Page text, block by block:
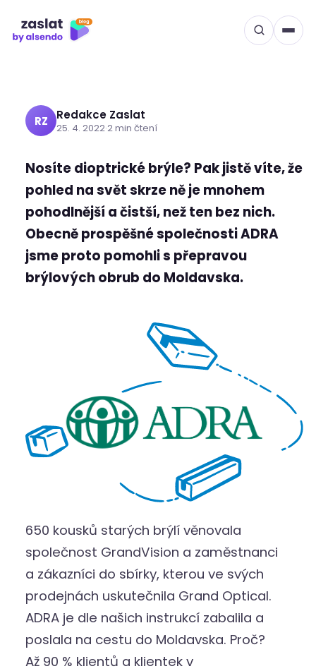
obsah
Grand Optical pomáháme
lépe vidět lidem v
Moldavsku
RZ Redakce Zaslat
25. 4. 2022·2 min čtení
Nosíte dioptrické brýle? Pak jistě víte, že
pohled na svět skrze ně je mnohem
pohodlnější a čistší, než ten bez nich.
Obecně prospěšné společnosti ADRA
jsme proto pomohli s přepravou
brýlových obrub do Moldavska.
650 kousků starých brýlí věnovala
společnost GrandVision a zaměstnanci
a zákazníci do sbírky, kterou ve svých
prodejnách uskutečnila Grand Optical.
ADRA je dle našich instrukcí zabalila a
poslala na cestu do Moldavska. Proč?
Až 90 % klientů a klientek v